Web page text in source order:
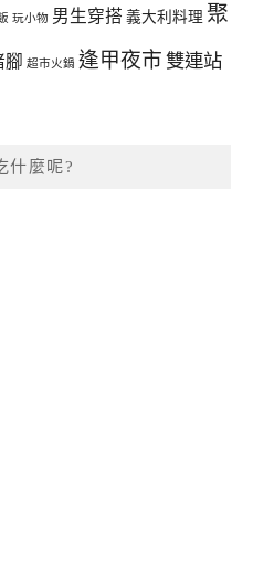
玩小物 男生穿搭 義大利料理 聚
腳 超市火鍋 逢甲夜市 雙連站
什麼呢?